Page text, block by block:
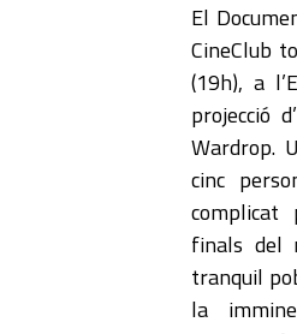
El
CineClub
(19h), a
projecció
Wardrop.
cinc
finals del
tranquil
la